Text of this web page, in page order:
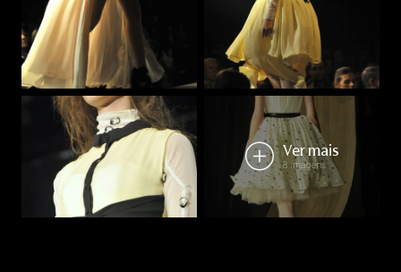
Ver mais
8 imagens